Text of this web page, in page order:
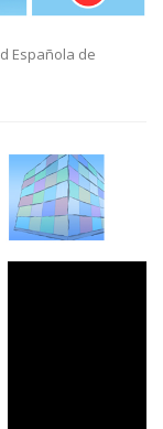
Española de